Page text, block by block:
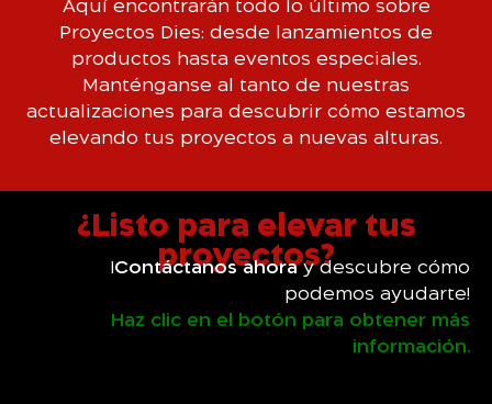
Aquí encontrarán todo lo último sobre
Proyectos Dies: desde lanzamientos de
productos hasta eventos especiales.
Manténganse al tanto de nuestras
actualizaciones para descubrir cómo estamos
elevando tus proyectos a nuevas alturas.
¿Listo para elevar tus
proyectos?
¡Contáctanos ahoray descubre cómo
podemos ayudarte!
Haz clic en el botón para obtener más
información.